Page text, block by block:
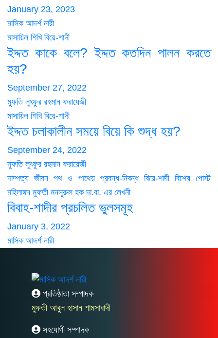
January 23, 2023
মাসিক আদর্শ নারী
মাসায়িল শিখি বিয়ে-শাদী
ইদ্দত কাকে বলে? ইদ্দত কতদিন পালন করতে
হয়?
September 27, 2022
মুফতি লুৎফুর রহমান ফরায়েজী
মাসায়িল শিখি বিয়ে-শাদী
ইদ্দত চলাকালীন সময়ে বিয়ে কি শুদ্ধ হয়?
September 24, 2022
মুফতি লুৎফুর রহমান ফরায়েজী
দাম্পত্য জীবন পথ ও পাথেয় প্রবন্ধ-নিবন্ধ বিয়ে-শাদী বিশেষ পোস্ট
মহিলাঙ্গন মুফতী মনসূরুল হক দা.বা. এর লেখনী
বিবাহ-শাদীর প্রচলিত ভুলসমূহ
January 3, 2022
মাসিক আদর্শ নারী
প্রতিষ্ঠাতা সম্পাদক
মুফতী আবুল হাসান শামসাবাদী
সহযোগী সম্পাদক